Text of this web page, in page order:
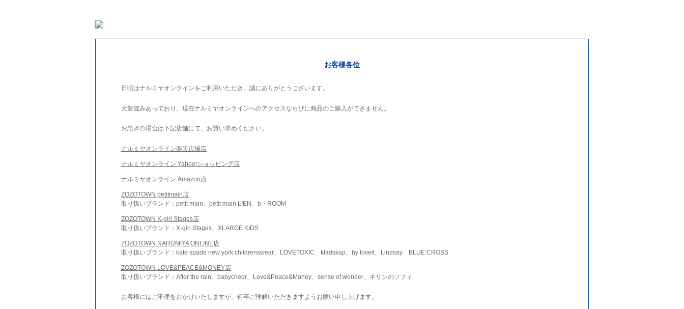
お客様各位
日頃はナルミヤオンラインをご利用いただき、誠にありがとうございます。
大変混みあっており、現在ナルミヤオンラインへのアクセスならびに商品のご購入ができません。
お急ぎの場合は下記店舗にて、お買い求めください。
ナルミヤオンライン楽天市場店
ナルミヤオンライン Yahoo!ショッピング店
ナルミヤオンライン Amazon店
ZOZOTOWN petitmain店
取り扱いブランド：petit main、petit main LIEN、b・ROOM
ZOZOTOWN X-girl Stages店
取り扱いブランド：X-girl Stages、XLARGE KIDS
ZOZOTOWN NARUMIYA ONLINE店
取り扱いブランド：kate spade new york childrenswear、LOVETOXIC、kladskap、by loveit、Lindsay、BLUE CROSS
ZOZOTOWN LOVE&PEACE&MONEY店
取り扱いブランド：After the rain、babycheer、Love&Peace&Money、sense of wonder、キリンのソフィ
お客様にはご不便をおかけいたしますが、何卒ご理解いただきますようお願い申し上げます。